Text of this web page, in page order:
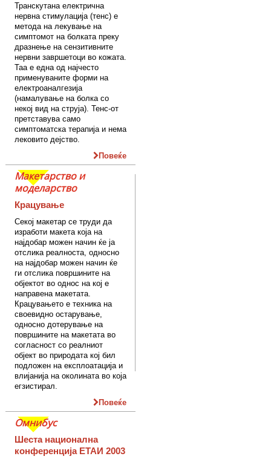
Транскутана електрична
нервна стимулација (тенс) е
метода на лекување на
симптомот на болката преку
дразнење на сензитивните
нервни завршетоци во кожата.
Таа е една од најчесто
применуваните форми на
електроаналгезија
(намалување на болка со
некој вид на струја). Тенс-от
претставува само
симптоматска терапија и нема
лековито дејство.
Повеќе
Макетарство и
моделарство
Крацување
Секој макетар се труди да
изработи макета која на
најдобар можен начин ќе ја
отслика реалноста, односно
на најдобар можен начин ќе
ги отслика површините на
објектот во однос на кој е
направена макетата.
Крацувањето е техника на
своевидно остарување,
односно дотерување на
површините на макетата во
согласност со реалниот
објект во природата кој бил
подложен на експлоатација и
влијанија на околината во која
егзистирал.
Повеќе
Омнибус
Шеста национална
конференција ЕТАИ 2003